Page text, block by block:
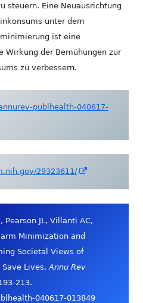
steuern. Eine Neuausrichtung
unter dem
ist eine
Wirkung der Bemühungen zur
zu verbessern.
publhealth-040617-
29323611/
Fenster
öffnen
Pearson JL, Villanti AC,
Minimization and
Societal Views of
Lives. Annu Rev
213.
040617-013849